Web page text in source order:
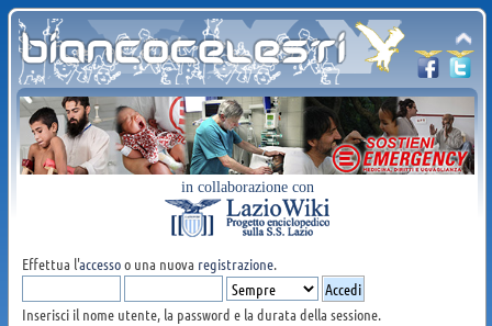
in collaborazione con
Effettua l'accessoo una nuova registrazione.
Inserisci il nome utente, la password e la durata della sessione.